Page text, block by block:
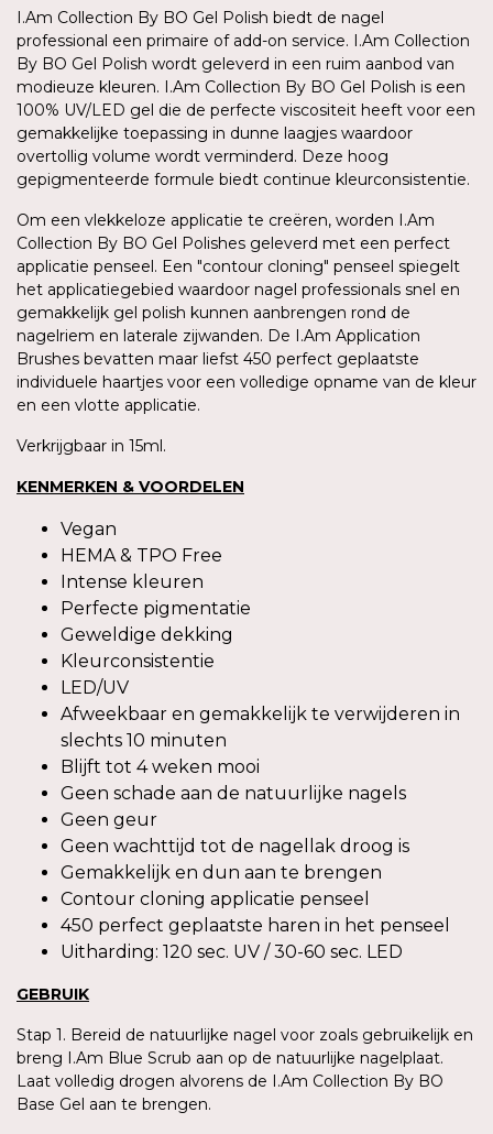
I.Am Collection By BO Gel Polish biedt de nagel
professional een primaire of add-on service. I.Am Collection
By BO Gel Polish wordt geleverd in een ruim aanbod van
modieuze kleuren. I.Am Collection By BO Gel Polish is een
100% UV/LED gel die de perfecte viscositeit heeft voor een
gemakkelijke toepassing in dunne laagjes waardoor
overtollig volume wordt verminderd. Deze hoog
gepigmenteerde formule biedt continue kleurconsistentie.
Om een vlekkeloze applicatie te creëren, worden I.Am
Collection By BO Gel Polishes geleverd met een perfect
applicatie penseel. Een "contour cloning" penseel spiegelt
het applicatiegebied waardoor nagel professionals snel en
gemakkelijk gel polish kunnen aanbrengen rond de
nagelriem en laterale zijwanden. De I.Am Application
Brushes bevatten maar liefst 450 perfect geplaatste
individuele haartjes voor een volledige opname van de kleur
en een vlotte applicatie.
Verkrijgbaar in 15ml.
KENMERKEN & VOORDELEN
Vegan
HEMA & TPO Free
Intense kleuren
Perfecte pigmentatie
Geweldige dekking
Kleurconsistentie
LED/UV
Afweekbaar en gemakkelijk te verwijderen in
slechts 10 minuten
Blijft tot 4 weken mooi
Geen schade aan de natuurlijke nagels
Geen geur
Geen wachttijd tot de nagellak droog is
Gemakkelijk en dun aan te brengen
Contour cloning applicatie penseel
450 perfect geplaatste haren in het penseel
Uitharding: 120 sec. UV / 30-60 sec. LED
GEBRUIK
Stap 1. Bereid de natuurlijke nagel voor zoals gebruikelijk en
breng I.Am Blue Scrub aan op de natuurlijke nagelplaat.
Laat volledig drogen alvorens de I.Am Collection By BO
Base Gel aan te brengen.